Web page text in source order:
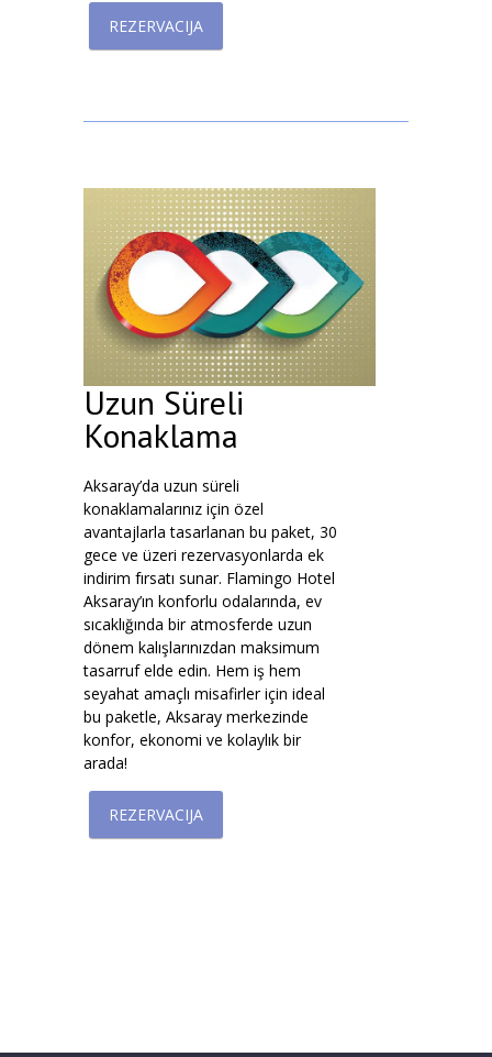
REZERVACIJA
Uzun Süreli
Konaklama
Aksaray’da uzun süreli
konaklamalarınız için özel
avantajlarla tasarlanan bu paket, 30
gece ve üzeri rezervasyonlarda ek
indirim fırsatı sunar. Flamingo Hotel
Aksaray’ın konforlu odalarında, ev
sıcaklığında bir atmosferde uzun
dönem kalışlarınızdan maksimum
tasarruf elde edin. Hem iş hem
seyahat amaçlı misafirler için ideal
bu paketle, Aksaray merkezinde
konfor, ekonomi ve kolaylık bir
arada!
REZERVACIJA